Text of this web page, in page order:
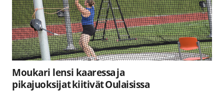
Moukari lensi kaaressa ja
pikajuoksijat kiitivät Oulaisissa